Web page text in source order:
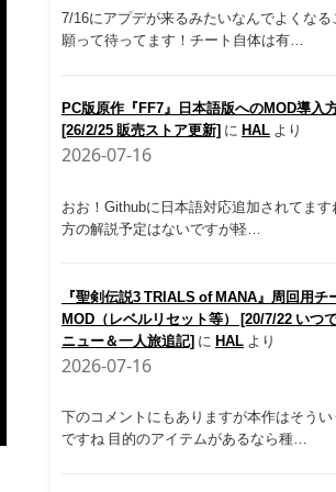
7/16にアプデが来るみたいなんでよくなる
願って待ってます！チート自体は有…
PC版原作『FF7』日本語版へのMOD導入
[26/2/25 販売ストア更新] に HAL より
2026-07-16
おお！Githubに日本語対応追加されてます
方の解説予定はないですが軽…
『聖剣伝説3 TRIALS of MANA』周回用チ
MOD（レベルリセット等） [20/7/22 いつ
ニュー＆一人旅追記] に HAL より
2026-07-16
下のコメントにもありますが本作はそうい
ですね 目的のアイテムがあるなら種…